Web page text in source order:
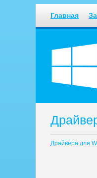
Главная
Драйвера для